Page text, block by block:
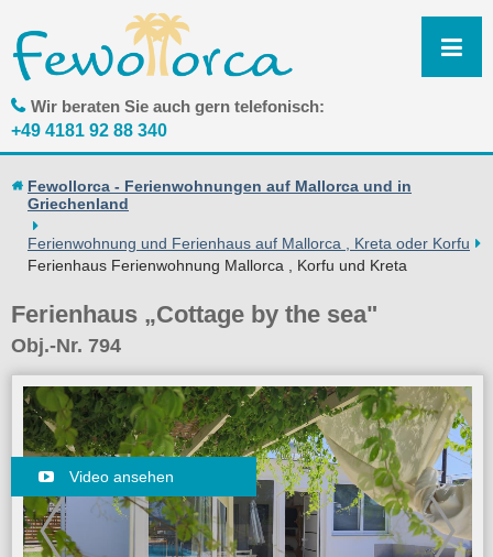
Wir beraten Sie auch gern telefonisch:
+49 4181 92 88 340
Fewollorca - Ferienwohnungen auf Mallorca und in
Griechenland
Ferienwohnung und Ferienhaus auf Mallorca , Kreta oder Korfu
Ferienhaus Ferienwohnung Mallorca , Korfu und Kreta
Ferienhaus „Cottage by the sea"
Obj.-Nr. 794
Video ansehen